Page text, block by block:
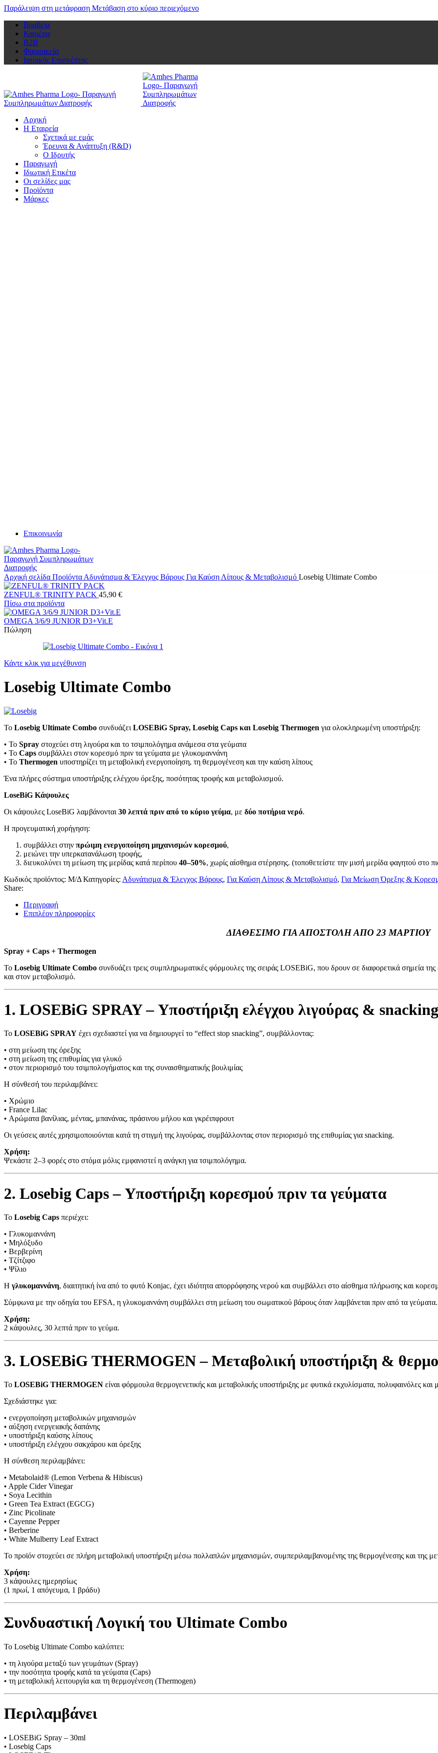
Παράλειψη στη μετάφραση Μετάβαση στο κύριο περιεχόμενο
Βραβεία
Καριέρα
Β2Β
Φαρμακεία
Ιατρικός Επισκέπτης
Αρχική
Η Εταιρεία
Σχετικά με εμάς
Έρευνα & Ανάπτυξη (R&D)
Ο Ιδρυτής
Παραγωγή
Ιδιωτική Ετικέτα
Οι σελίδες μας
Προϊόντα
Μάρκες
Επικοινωνία
Αρχική σελίδα Προϊόντα Αδυνάτισμα & Έλεγχος Βάρους Για Καύση Λίπους & Μεταβολισμό Losebig Ultimate Combo
ZENFUL® TRINITY PACK 45,90 €
Πίσω στα προϊόντα
OMEGA 3/6/9 JUNIOR D3+Vit.E
Πώληση
Κάντε κλικ για μεγέθυνση
Losebig Ultimate Combo
Το Losebig Ultimate Combo συνδυάζει LOSEBiG Spray, Losebig Caps και Losebig Thermogen για ολοκληρωμένη υποστήριξη:
• Το Spray στοχεύει στη λιγούρα και το τσιμπολόγημα ανάμεσα στα γεύματα
• Το Caps συμβάλλει στον κορεσμό πριν τα γεύματα με γλυκομαννάνη
• Το Thermogen υποστηρίζει τη μεταβολική ενεργοποίηση, τη θερμογένεση και την καύση λίπους
Ένα πλήρες σύστημα υποστήριξης ελέγχου όρεξης, ποσότητας τροφής και μεταβολισμού.
LoseBiG Κάψουλες
Οι κάψουλες LoseBiG λαμβάνονται 30 λεπτά πριν από το κύριο γεύμα, με δύο ποτήρια νερό.
Η προγευματική χορήγηση:
συμβάλλει στην πρώιμη ενεργοποίηση μηχανισμών κορεσμού,
μειώνει την υπερκατανάλωση τροφής,
διευκολύνει τη μείωση της μερίδας κατά περίπου 40–50%, χωρίς αίσθημα στέρησης. (τοποθετείστε την μισή μερίδα φαγητού στο
Κωδικός προϊόντος: Μ/ΔΚατηγορίες: Αδυνάτισμα & Έλεγχος Βάρους, Για Καύση Λίπους & Μεταβολισμό, Για Μείωση Όρεξης &
Share:
Περιγραφή
Επιπλέον πληροφορίες
ΔΙΑΘΕΣΙΜΟ ΓΙΑ ΑΠΟΣΤΟΛΗ ΑΠΟ 23 ΜΑΡΤΙΟΥ
Spray + Caps + Thermogen
Το Losebig Ultimate Combo συνδυάζει τρεις συμπληρωματικές φόρμουλες της σειράς LOSEBiG, που δρουν σε διαφορετικά σημεία
και στον μεταβολισμό.
1. LOSEBiG SPRAY – Υποστήριξη ελέγχου λιγούρας & snacking
Το LOSEBiG SPRAY έχει σχεδιαστεί για να δημιουργεί το “effect stop snacking”, συμβάλλοντας:
• στη μείωση της όρεξης
• στη μείωση της επιθυμίας για γλυκό
• στον περιορισμό του τσιμπολογήματος και της συναισθηματικής βουλιμίας
Η σύνθεσή του περιλαμβάνει:
• Χρώμιο
• France Lilac
• Αρώματα βανίλιας, μέντας, μπανάνας, πράσινου μήλου και γκρέιπφρουτ
Οι γεύσεις αυτές χρησιμοποιούνται κατά τη στιγμή της λιγούρας, συμβάλλοντας στον περιορισμό της επιθυμίας για snacking.
Χρήση:
Ψεκάστε 2–3 φορές στο στόμα μόλις εμφανιστεί η ανάγκη για τσιμπολόγημα.
2. Losebig Caps – Υποστήριξη κορεσμού πριν τα γεύματα
Το Losebig Caps περιέχει:
• Γλυκομαννάνη
• Μηλόξυδο
• Βερβερίνη
• Τζίτζιφο
• Ψίλιο
Η γλυκομαννάνη, διαιτητική ίνα από το φυτό Konjac, έχει ιδιότητα απορρόφησης νερού και συμβάλλει στο αίσθημα πλήρωσης και
Σύμφωνα με την οδηγία του EFSA, η γλυκομαννάνη συμβάλλει στη μείωση του σωματικού βάρους όταν λαμβάνεται πριν από τα γεύματα.
Χρήση:
2 κάψουλες, 30 λεπτά πριν το γεύμα.
3. LOSEBiG THERMOGEN – Μεταβολική υποστήριξη &
Το LOSEBiG THERMOGEN είναι φόρμουλα θερμογενετικής και μεταβολικής υποστήριξης με φυτικά εκχυλίσματα, πολυφαινόλες και
Σχεδιάστηκε για:
• ενεργοποίηση μεταβολικών μηχανισμών
• αύξηση ενεργειακής δαπάνης
• υποστήριξη καύσης λίπους
• υποστήριξη ελέγχου σακχάρου και όρεξης
Η σύνθεση περιλαμβάνει:
• Metabolaid® (Lemon Verbena & Hibiscus)
• Apple Cider Vinegar
• Soya Lecithin
• Green Tea Extract (EGCG)
• Zinc Picolinate
• Cayenne Pepper
• Berberine
• White Mulberry Leaf Extract
Το προϊόν στοχεύει σε πλήρη μεταβολική υποστήριξη μέσω πολλαπλών μηχανισμών, συμπεριλαμβανομένης της θερμογένεσης και της
Χρήση:
3 κάψουλες ημερησίως
(1 πρωί, 1 απόγευμα, 1 βράδυ)
Συνδυαστική Λογική του Ultimate Combo
Το Losebig Ultimate Combo καλύπτει:
• τη λιγούρα μεταξύ των γευμάτων (Spray)
• την ποσότητα τροφής κατά τα γεύματα (Caps)
• τη μεταβολική λειτουργία και τη θερμογένεση (Thermogen)
Περιλαμβάνει
• LOSEBiG Spray – 30ml
• Losebig Caps